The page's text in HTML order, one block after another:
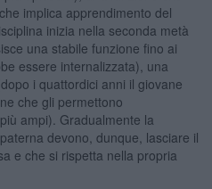
implica apprendimento del
inizia nella seconda metà
una stabile funzione fino ai
essere internalizzata), una
i quattordici anni il giovane
che gli permettono
ampi). Gradualmente la
devono, dunque, lasciare il
e che si rispetta nella propria